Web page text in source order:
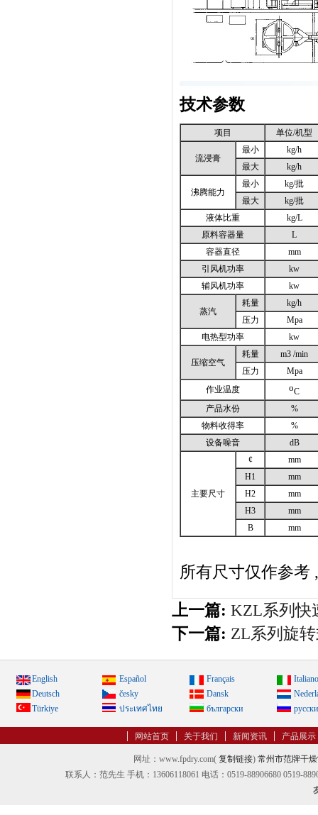
技术参数
项目 单位/机型
流浸膏
最小
kg/h
最大
kg/h
沸腾能力
最小
kg/批
最大
kg/批
液体比重
kg/L
原料容器量
L
容器直径
mm
引风机功率
kw
辅风机功率
kw
蒸汽
耗量
kg/h
压力
Mpa
电热型功率
kw
压缩空气
耗量
m3 /min
压力
Mpa
作业温度
oC
产品水份
%
物料收得率
%
设备噪音
dB
主要尺寸
¢
mm
H1
mm
H2
mm
H3
mm
B
mm
所有尺寸仅作参考
上一篇: KZL系列快
下一篇: ZL系列旋
English Español Français
Italiano
Deutsch
česky Dansk
Türkiye
ประเทศไทย български
网站首页 关于我们 新闻资讯 产品展示
网址：www.fpdry.com( 复制链接) 常州市范牌干
联系人：范先生 手机：13606118061 电话：0519-88906680 0519-